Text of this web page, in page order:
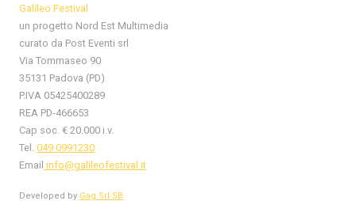
Galileo Festival
un progetto Nord Est Multimedia
curato da Post Eventi srl
Via Tommaseo 90
35131 Padova (PD)
P.IVA 05425400289
REA PD-466653
Cap soc. € 20.000 i.v.
Tel. 049 0991230
Email info@galileofestival.it
Developed by Gag Srl SB